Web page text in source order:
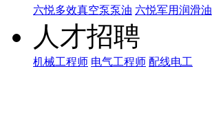
六悦多效真空泵泵油 六悦军用润滑油
人才招聘
机械工程师 电气工程师 配线电工